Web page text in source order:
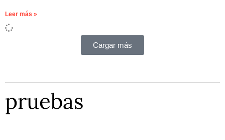
Leer más »
Cargar más
pruebas